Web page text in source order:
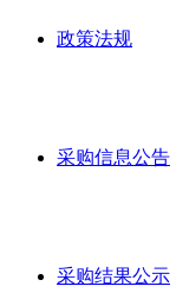
政策法规
采购信息公告
采购结果公示